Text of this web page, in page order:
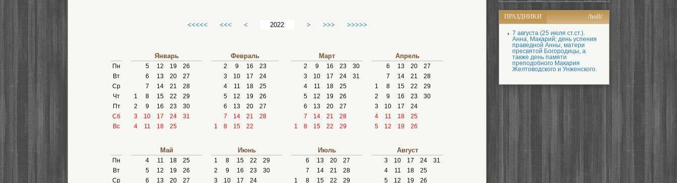
ПРАЗДНИКИ /holl/
7 августа (25 июля ст.ст.).
Анна, Макарий; день успения
праведной Анны, матери
пресвятой Богородицы, а
также день памяти
преподобного Макария
Желтоводского и Унженского.
<<<<< <<< < > >>> >>>>>
Пн
Вт
Ср
Чт
Пт
Сб
Вс
Январь
5 12 19
26
6
13 20
27
7
14 21
28
1
8 15 22
29
2
9 16 23
30
3
10 17 24
31
4
11 18 25
Февраль
2 9 16
23
3
10 17
24
4
11 18
25
5
12 19
26
6
13 20
27
7
14 21
28
1
8 15 22
Март
2 9 16 23
30
3
10 17 24
31
4
11 18
25
5
12 19
26
6
13 20
27
7
14 21
28
1
8 15 22 29
Апрель
6 13 20
27
7
14 21
28
1
8 15 22
29
2
9 16 23
30
3
10 17
24
4
11 18
25
5
12 19 26
Пн
Вт
Ср
Май
4 11 18
25
5
12 19
26
6
13 20
27
Июнь
1 8 15 22
29
2
9 16 23
30
3
10 17
24
Июль
6 13 20
27
7
14 21
28
1
8 15 22
29
Август
3 10 17 24
31
4
11 18
25
5
12 19
26